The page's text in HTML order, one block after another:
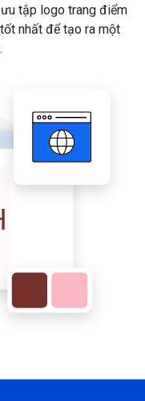
tập logo trang điểm
nhất để tạo ra một